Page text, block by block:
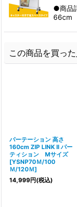
●商品
66cm
この商品を買っ
パーテーション 高さ
160cm ZIP LINK II パー
ティション Mサイズ
[YSNP70Ｍ/100
Ｍ/120Ｍ]
14,999円(税込)